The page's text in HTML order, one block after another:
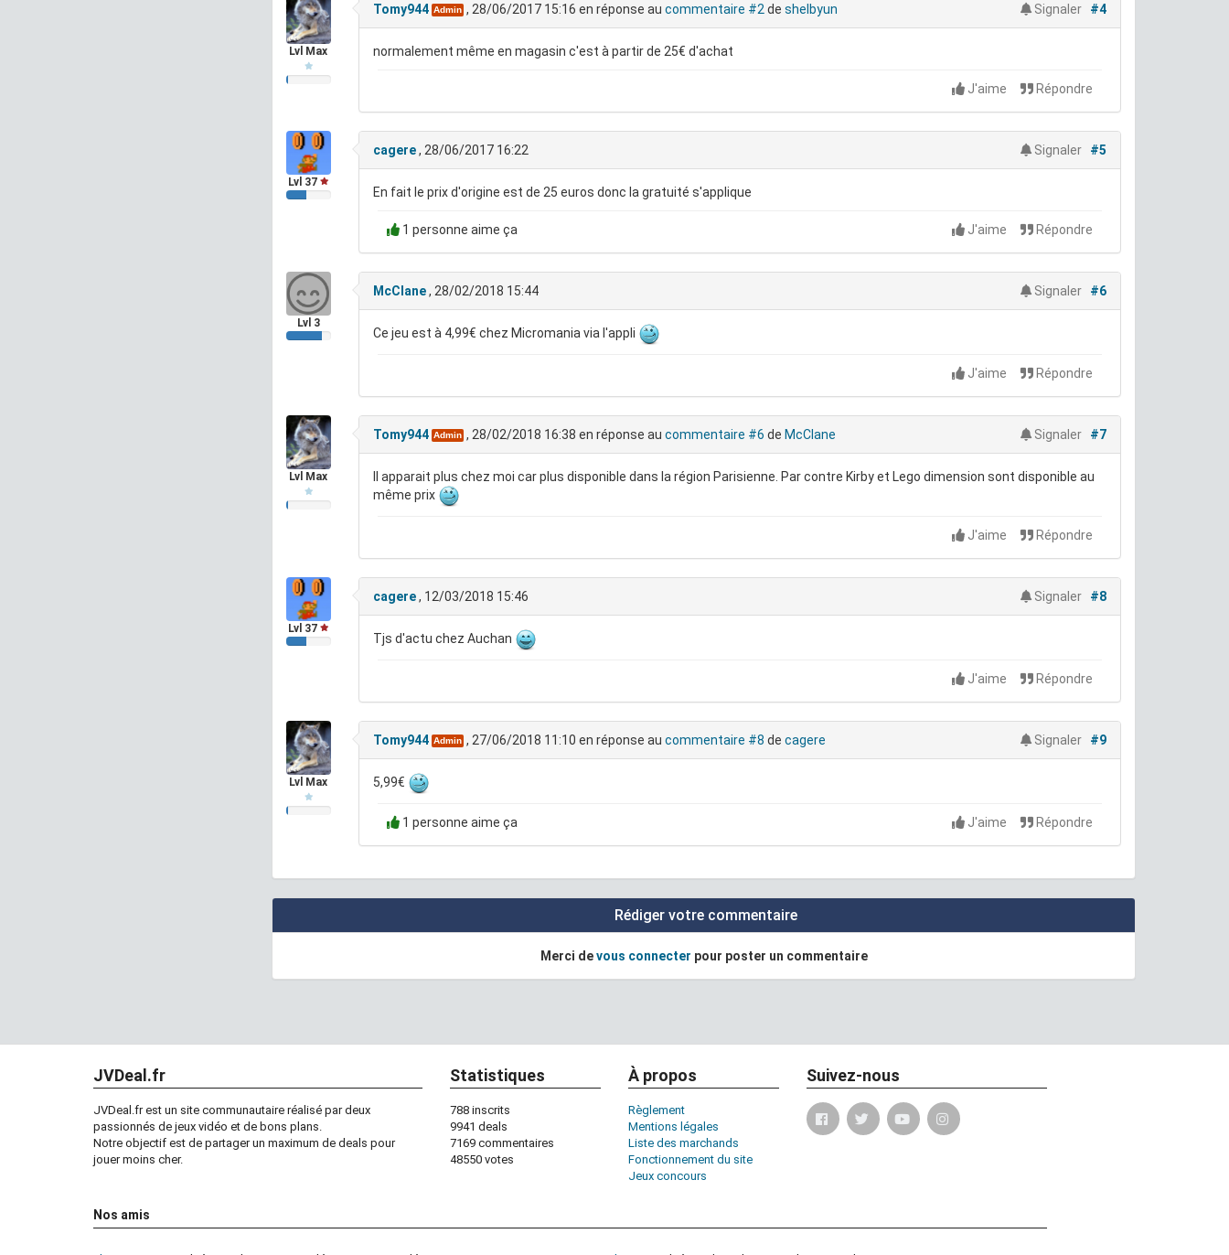
Lvl Max
Tomy944 Admin, 28/06/2017 15:16 en réponse au commentaire #2 de shelbyun Signaler #4
normalement même en magasin c'est à partir de 25€ d'achat
J'aime Répondre
Lvl 37
cagere, 28/06/2017 16:22 Signaler #5
En fait le prix d'origine est de 25 euros donc la gratuité s'applique
1 personne aime ça J'aime Répondre
Lvl 3
McClane, 28/02/2018 15:44 Signaler #6
Ce jeu est à 4,99€ chez Micromania via l'appli
J'aime Répondre
Lvl Max
Tomy944 Admin, 28/02/2018 16:38 en réponse au commentaire #6 de McClane Signaler #7
Il apparait plus chez moi car plus disponible dans la région Parisienne. Par contre Kirby et Lego dimension sont disponible au
même prix
J'aime Répondre
Lvl 37
cagere, 12/03/2018 15:46 Signaler #8
Tjs d'actu chez Auchan
J'aime Répondre
Lvl Max
Tomy944 Admin, 27/06/2018 11:10 en réponse au commentaire #8 de cagere Signaler #9
5,99€
1 personne aime ça J'aime Répondre
Rédiger votre commentaire
Merci devous connecter pour poster un commentaire
JVDeal.fr
JVDeal.fr est un site communautaire réalisé par deux
passionnés de jeux vidéo et de bons plans.
Notre objectif est de partager un maximum de deals pour
jouer moins cher.
Statistiques
788 inscrits
9941 deals
7169 commentaires
48550 votes
À propos
Règlement
Mentions légales
Liste des marchands
Fonctionnement du site
Jeux concours
Suivez-nous
Nos amis